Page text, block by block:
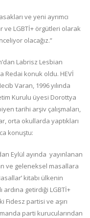
ve yeni ayrımcı
ve LGBTİ+ örgütleri olarak
olacağız.”
Labrisz Lesbian
Redai konuk oldu. HEVİ
Varan, 1996 yılında
Kurulu üyesi Dorottya
tarihi arşiv çalışmaları,
orta okullarda yaptıkları
konuştu:
Eylül ayında yayınlanan
ve geleneksel masallara
kitabı ülkenin
getirdiği LGBTİ+
Fidesz partisi ve aşırı
parti kurucularından